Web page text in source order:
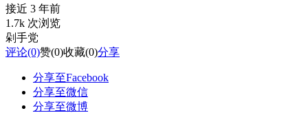
接近 3 年前
1.7k 次浏览
剁手党
评论(0)赞(0)收藏(0)分享
分享至Facebook
分享至微信
分享至微博